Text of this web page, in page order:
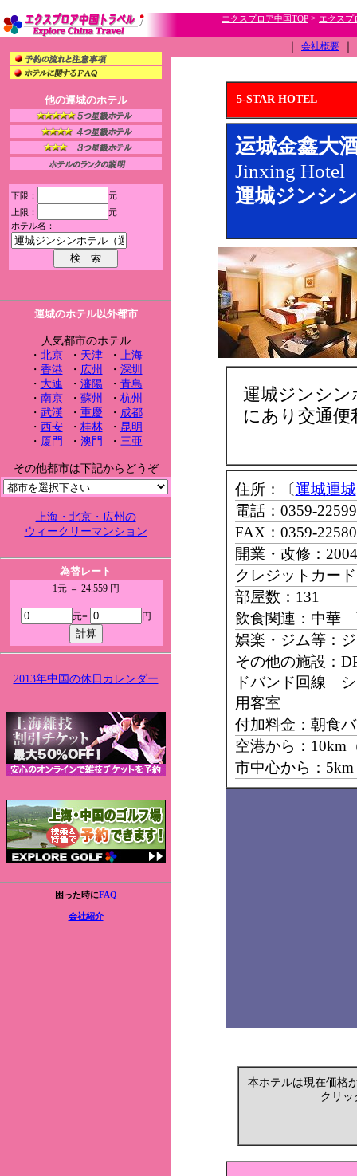
エクスプロア中国TOP > エクスプ
他の運城のホテル
下限：
元
上限：
元
ホテル名：
運城のホテル以外都市
人気都市のホテル
・ 北京・ 天津・ 上海
・ 香港・ 広州 ・ 深圳
・ 大連 ・ 瀋陽・ 青島
・ 南京・ 蘇州 ・ 杭州
・ 武漢 ・ 重慶 ・ 成都
・ 西安・ 桂林・ 昆明
・ 厦門 ・ 澳門 ・ 三亜
その他都市は下記からどうぞ
上海・北京・広州の
ウィークリーマンション
為替レート
1元 ＝ 24.559 円
元= 円
2013年中国の休日カレンダー
困った時にFAQ
会社紹介
会社概要
5-STAR HOTEL
运城金鑫大
Jinxing Hotel
運城ジンシ
運城ジンシン
にあり交通
住所：〔運城運城
電話：0359-
FAX：0359-
開業・改修：
クレジットカー
部屋数：131
飲食関連：中
娯楽・ジム等：
その他の施設
ドバンド回線
用客室
付加料金：朝食
空港から：10km
市中心から：
本ホテルは現在価格
クリッ